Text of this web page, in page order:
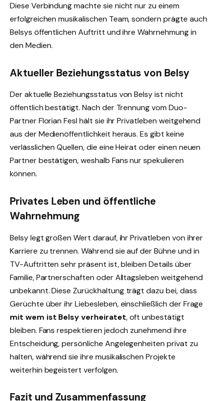
Diese Verbindung machte sie nicht nur zu einem
erfolgreichen musikalischen Team, sondern prägte auch
Belsys öffentlichen Auftritt und ihre Wahrnehmung in
den Medien.
Aktueller Beziehungsstatus von Belsy
Der aktuelle Beziehungsstatus von Belsy ist nicht
öffentlich bestätigt. Nach der Trennung vom Duo-
Partner Florian Fesl hält sie ihr Privatleben weitgehend
aus der Medienöffentlichkeit heraus. Es gibt keine
verlässlichen Quellen, die eine Heirat oder einen neuen
Partner bestätigen, weshalb Fans nur spekulieren
können.
Privates Leben und öffentliche
Wahrnehmung
Belsy legt großen Wert darauf, ihr Privatleben von ihrer
Karriere zu trennen. Während sie auf der Bühne und in
TV-Auftritten sehr präsent ist, bleiben Details über
Familie, Partnerschaften oder Alltagsleben weitgehend
unbekannt. Diese Zurückhaltung trägt dazu bei, dass
Gerüchte über ihr Liebesleben, einschließlich der Frage
mit wem ist Belsy verheiratet, oft unbestätigt
bleiben. Fans respektieren jedoch zunehmend ihre
Entscheidung, persönliche Angelegenheiten privat zu
halten, während sie ihre musikalischen Projekte
weiterhin begeistert verfolgen.
Fazit und Zusammenfassung